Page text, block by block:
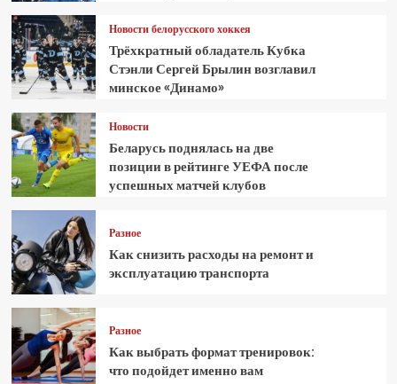
Новости белорусского хоккея
Трёхкратный обладатель Кубка
Стэнли Сергей Брылин возглавил
минское «Динамо»
Новости
Беларусь поднялась на две
позиции в рейтинге УЕФА после
успешных матчей клубов
Разное
Как снизить расходы на ремонт и
эксплуатацию транспорта
Разное
Как выбрать формат тренировок:
что подойдет именно вам